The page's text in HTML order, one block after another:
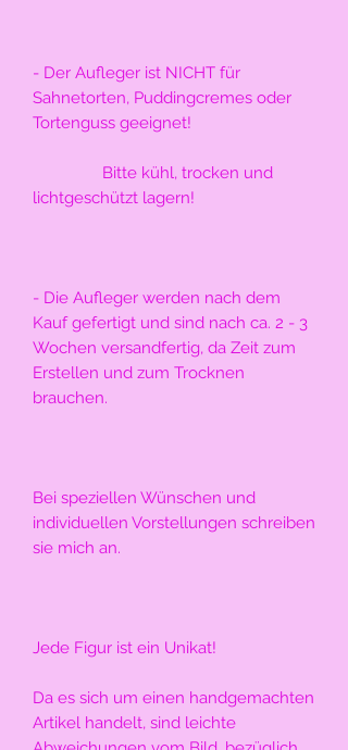
- Der Aufleger ist NICHT für
Sahnetorten, Puddingcremes oder
Tortenguss geeignet!
lichtgeschützt lagern!
- Die Aufleger werden nach dem
Kauf gefertigt und sind nach ca. 2 - 3
Wochen versandfertig, da Zeit zum
Erstellen und zum Trocknen
brauchen.
Bei speziellen Wünschen und
individuellen Vorstellungen schreiben
sie mich an.
Jede Figur ist ein Unikat!
Da es sich um einen handgemachten
Artikel handelt, sind leichte